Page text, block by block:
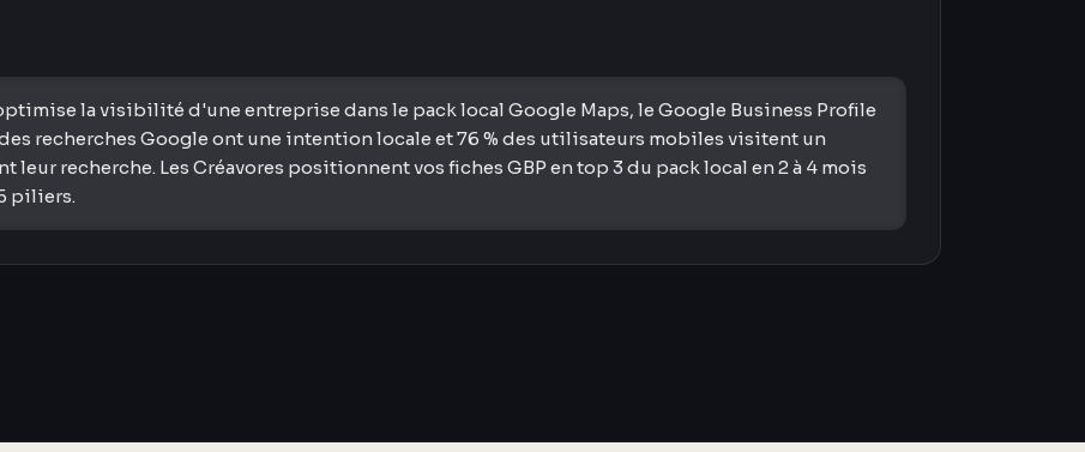
la visibilité d'une entreprise dans le pack local Google Maps, le Google Business Profile
recherches Google ont une intention locale et 76 % des utilisateurs mobiles visitent un
leur recherche. Les Créavores positionnent vos fiches GBP en top 3 du pack local en 2 à 4 mois
piliers.